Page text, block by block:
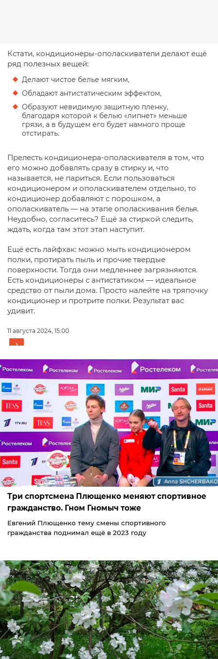
Кстати, кондиционеры-ополаскиватели делают ещё
ряд полезных вещей:
Делают чистое белье мягким,
Обладают антистатическим эффектом,
Образуют невидимую защитную пленку,
благодаря которой к белью «липнет» меньше
грязи, а в будущем его будет намного проще
отстирать.
Прелесть кондиционера-ополаскивателя в том, что
его можно добавлять сразу в стирку и, что
называется, не париться. Если пользоваться
кондиционером и ополаскивателем отдельно, то
кондиционер добавляют с порошком, а
ополаскиватель — на этапе ополаскивания белья.
Неудобно, согласитесь? Ещё за стиркой следить,
ждать, когда там этот этап наступит.
Ещё есть лайфхак: можно мыть кондиционером
полки, протирать пыль и прочие твердые
поверхности. Тогда они медленнее загрязняются.
Есть кондиционеры с антистатиком — идеальное
средство от пыли дома. Просто налейте на тряпочку
кондиционер и протрите полки. Результат вас
удивит.
11 августа 2024, 15:00
Три спортсмена Плющенко меняют спортивное
гражданство. Гном Гномыч тоже
Евгений Плющенко тему смены спортивного
гражданства поднимал ещё в 2023 году